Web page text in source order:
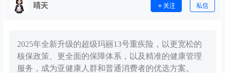
晴天 关注 私信
2025年全新升级的超级玛丽13号重疾险，以更宽松的
核保政策、更全面的保障体系，以及精准的健康管理
服务，成为亚健康人群和普通消费者的优选方案。